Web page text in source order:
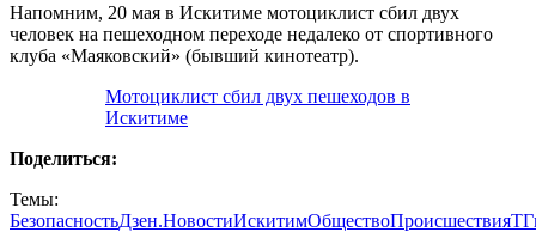
Напомним, 20 мая в Искитиме мотоциклист сбил двух
человек на пешеходном переходе недалеко от спортивного
клуба «Маяковский» (бывший кинотеатр).
Мотоциклист сбил двух пешеходов в
Искитиме
Поделиться:
Темы:
БезопасностьДзен.НовостиИскитимОбществоПроисшествия